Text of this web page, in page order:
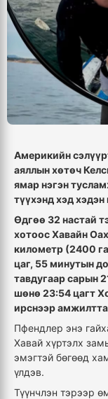
Америкийн
аяллын хөтөч
ямар нэгэн
түүхэнд хэд
Өдгөө 32 настай
хотоос Хавайн
километр (2400
цаг, 55 минутын
тавдугаар сарын
шөнө 23:54 цагт
ирснээр
Пфендлер энэ
Хавай хүртэлх
эмэгтэй бөгөөд
үлдэв.
Түүнчлэн тэрээр